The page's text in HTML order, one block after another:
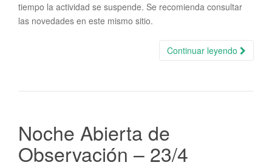
tiempo la actividad se suspende. Se recomienda consultar
las novedades en este mismo sitio.
Continuar leyendo
Noche Abierta de
Observación – 23/4